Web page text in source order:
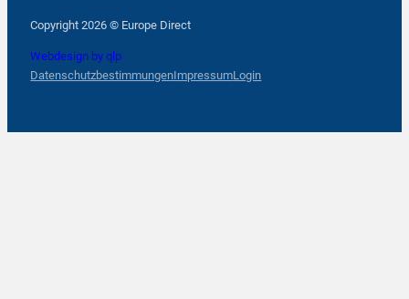
Copyright 2026 © Europe Direct
Webdesign by qlp
DatenschutzbestimmungenImpressumLogin